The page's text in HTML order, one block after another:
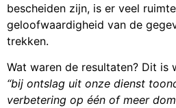
bescheiden zijn, is er veel
geloofwaardigheid van de
trekken.
Wat waren de resultaten? Dit is
“bij ontslag uit onze dienst
verbetering op één of meer